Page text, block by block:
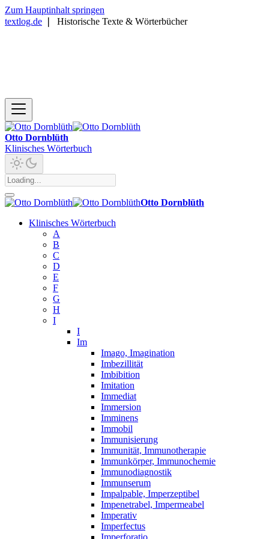
Zum Hauptinhalt springen
textlog.de
Historische Texte & Wörterbücher
Otto Dornblüth
Klinisches Wörterbuch
Otto Dornblüth
Klinisches Wörterbuch
A
B
C
D
E
F
G
H
I
I
Im
Imago, Imagination
Imbezillität
Imbibition
Imitation
Immediat
Immersion
Imminens
Immobil
Immunisierung
Immunität, Immunotherapie
Immunkörper, Immunochemie
Immunodiagnostik
Immunserum
Impalpable, Imperzeptibel
Impenetrabel, Impermeabel
Imperativ
Imperfectus
Imperforatio